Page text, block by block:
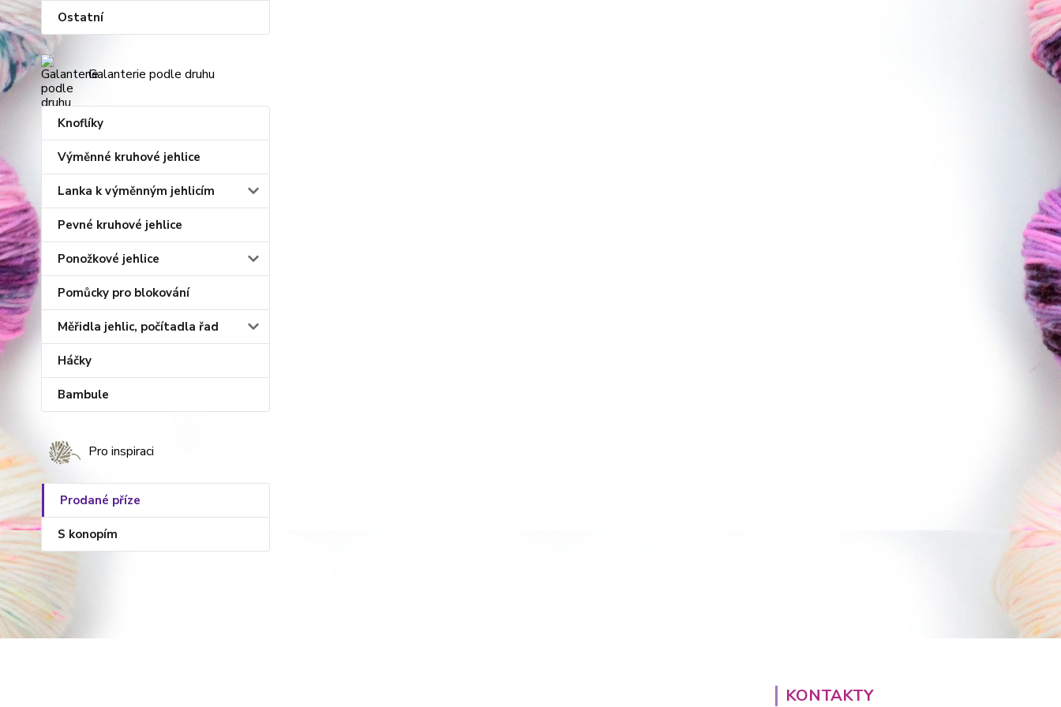
Ostatní
Galanterie podle druhu
Knoflíky
Výměnné kruhové jehlice
Lanka k výměnným jehlicím
Pevné kruhové jehlice
Ponožkové jehlice
Pomůcky pro blokování
Měřidla jehlic, počítadla řad
Háčky
Bambule
Pro inspiraci
Prodané příze
S konopím
KONTAKTY